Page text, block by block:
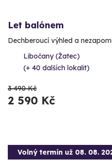
Let balónem
Dechberoucí výhled a
Libočany (Žatec)
(+ 40 dalších lokalit)
3 490 Kč
2 590 Kč
Volný termín už 08. 08.